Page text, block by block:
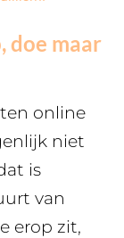
doe maar
online
niet
is
van
erop zit,